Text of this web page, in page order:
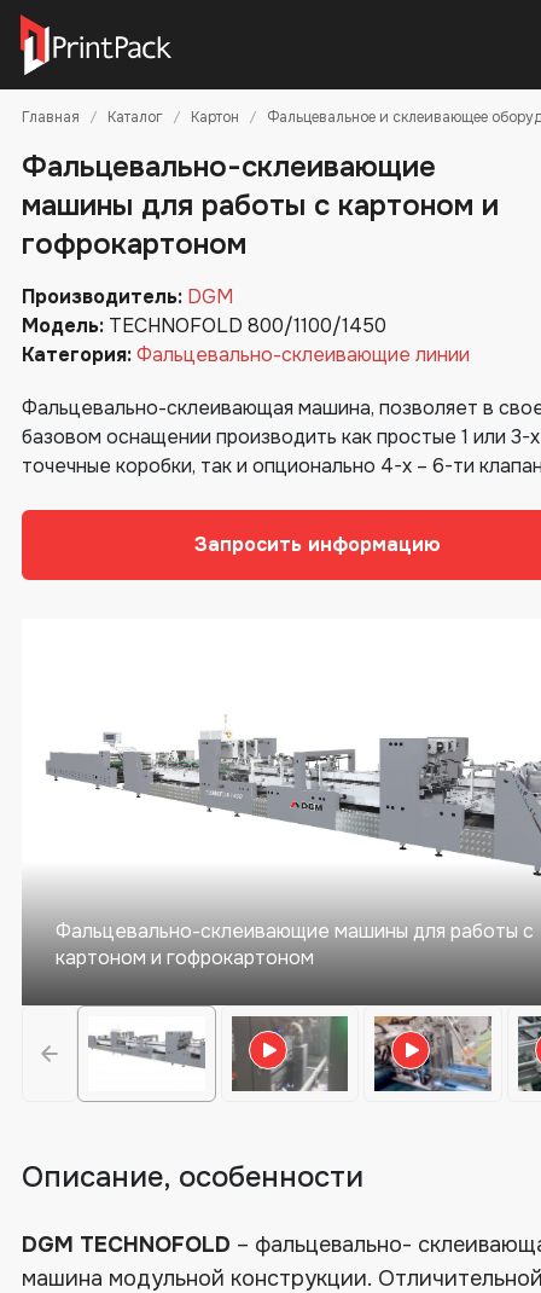
Главная Каталог Картон Фальцевальное и склеивающее
Фальцевально-склеивающие машины для работы с
картоном и гофрокартоном
Описание, особенности
DGM TECHNOFOLD – фальцевально-
машина модульной конструкции.
Фальцевально-склеивающие
машины для работы с картоном и
гофрокартоном
Производитель: DGM
Модель: TECHNOFOLD 800/1100/1450
Категория:Фальцевально-склеивающие линии
Фальцевально-склеивающая машина, позволяет в
базовом оснащении производить как простые 1 или 3-х
точечные коробки, так и опционально 4-х – 6-ти
Запросить информацию